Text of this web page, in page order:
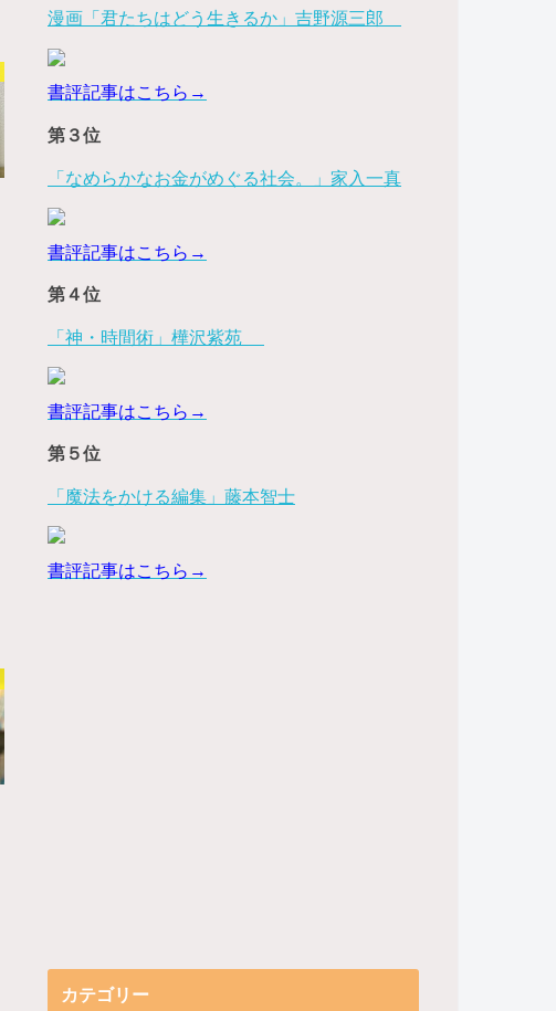
漫画「君たちはどう生きるか」吉野源三郎
書評記事はこちら→
第３位
「なめらかなお金がめぐる社会。」家入一真
書評記事はこちら→
第４位
「神・時間術」樺沢紫苑
書評記事はこちら→
第５位
「魔法をかける編集」藤本智士
書評記事はこちら→
カテゴリー